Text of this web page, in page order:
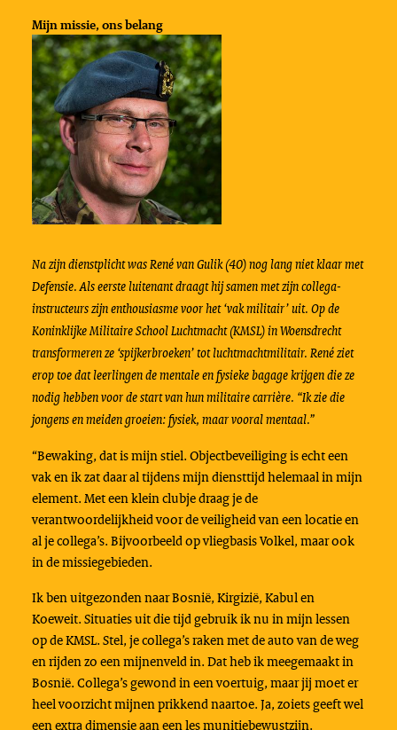
Mijn missie, ons belang
Na zijn dienstplicht was René van Gulik (40) nog lang niet klaar met
Defensie. Als eerste luitenant draagt hij samen met zijn collega-
instructeurs zijn enthousiasme voor het ‘vak militair’ uit. Op de
Koninklijke Militaire School Luchtmacht (KMSL) in Woensdrecht
transformeren ze ‘spijkerbroeken’ tot luchtmachtmilitair. René ziet
erop toe dat leerlingen de mentale en fysieke bagage krijgen die ze
nodig hebben voor de start van hun militaire carrière. “Ik zie die
jongens en meiden groeien: fysiek, maar vooral mentaal.”
“Bewaking, dat is mijn stiel. Objectbeveiliging is echt een
vak en ik zat daar al tijdens mijn diensttijd helemaal in mijn
element. Met een klein clubje draag je de
verantwoordelijkheid voor de veiligheid van een locatie en
al je collega’s. Bijvoorbeeld op vliegbasis Volkel, maar ook
in de missiegebieden.
Ik ben uitgezonden naar Bosnië, Kirgizië, Kabul en
Koeweit. Situaties uit die tijd gebruik ik nu in mijn lessen
op de KMSL. Stel, je collega’s raken met de auto van de weg
en rijden zo een mijnenveld in. Dat heb ik meegemaakt in
Bosnië. Collega’s gewond in een voertuig, maar jij moet er
heel voorzicht mijnen prikkend naartoe. Ja, zoiets geeft wel
een extra dimensie aan een les munitiebewustzijn.